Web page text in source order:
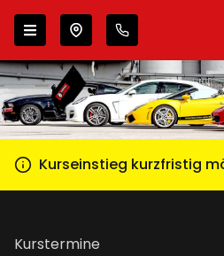
Zur Navigation springen
Zum Inhalt springen
Wähle deinen Standort
Kurseinstieg kurzfristig
Kurstermine